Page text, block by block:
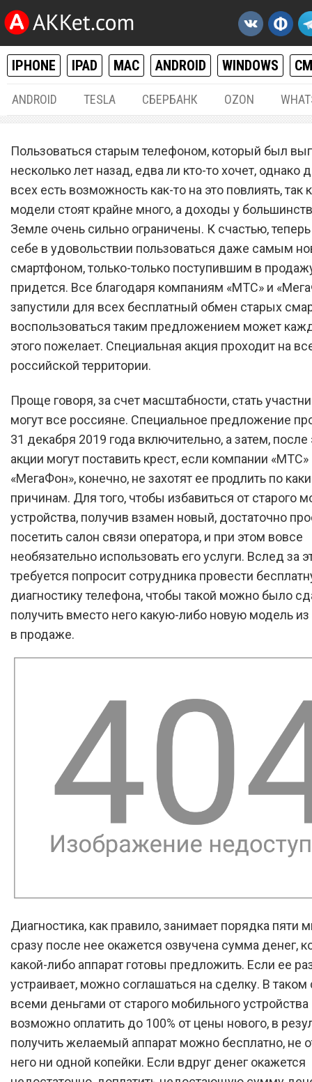
IPHONE IPAD MAC ANDROID WINDOWS
ANDROID TESLA СБЕРБАНК OZON
«МТС» и «МегаФон»
для всех бесплатный
старых смартфонов на
новые
Пользоваться старым телефоном, который был
несколько лет назад, едва ли кто-то хочет, однако
всех есть возможность как-то на это повлиять, так
модели стоят крайне много, а доходы у
Земле очень сильно ограничены. К счастью,
себе в удовольствии пользоваться даже самым
смартфоном, только-только поступившим в
придется. Все благодаря компаниям «МТС» и
запустили для всех бесплатный обмен старых
воспользоваться таким предложением может
этого пожелает. Специальная акция проходит на
российской территории.
Проще говоря, за счет масштабности, стать
могут все россияне. Специальное предложение
31 декабря 2019 года включительно, а затем, после
акции могут поставить крест, если компании «МТС»
«МегаФон», конечно, не захотят ее продлить по
причинам. Для того, чтобы избавиться от старого
устройства, получив взамен новый, достаточно
посетить салон связи оператора, и при этом вовсе
необязательно использовать его услуги. Вслед за
требуется попросит сотрудника провести
диагностику телефона, чтобы такой можно было
получить вместо него какую-либо новую модель
в продаже.
Диагностика, как правило, занимает порядка пяти
сразу после нее окажется озвучена сумма денег,
какой-либо аппарат готовы предложить. Если ее
устраивает, можно соглашаться на сделку. В таком
всеми деньгами от старого мобильного
возможно оплатить до 100% от цены нового, в
получить желаемый аппарат можно бесплатно, не
него ни одной копейки. Если вдруг денег окажется